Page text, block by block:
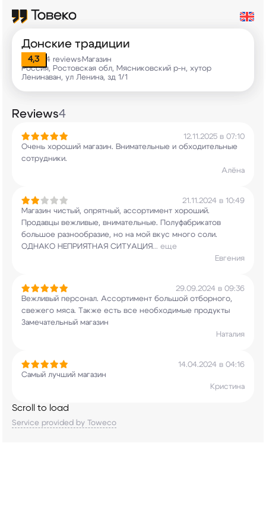
Донские традиции
4,3 4 reviews•Магазин
Россия, Ростовская обл, Мясниковский р-н, хутор
Ленинаван, ул Ленина, зд 1/1
Reviews4
12.11.2025 в 07:10
Очень хороший магазин. Внимательные и обходительные
сотрудники.
Алёна
21.11.2024 в 10:49
Магазин чистый, опрятный, ассортимент хороший.
Продавцы вежливые, внимательные. Полуфабрикатов
большое разнообразие, но на мой вкус много соли.
ОДНАКО НЕПРИЯТНАЯ СИТУАЦИЯ... еще
Евгения
29.09.2024 в 09:36
Вежливый персонал. Ассортимент большой отборного,
свежего мяса. Также есть все необходимые продукты
Замечательный магазин
Наталия
14.04.2024 в 04:16
Самый лучший магазин
Кристина
Scroll to load
Service provided by Toweco